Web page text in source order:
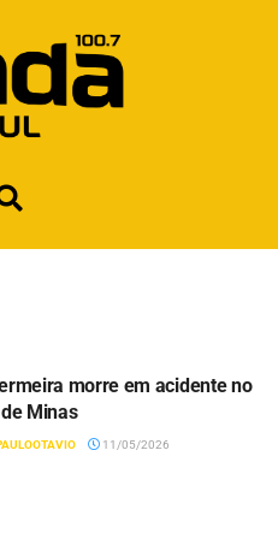
morre em acidente no
Minas
11/05/2026